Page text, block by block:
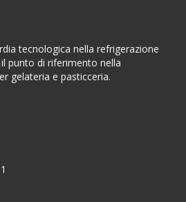
tecnologica nella refrigerazione
punto di riferimento nella
gelateria e pasticceria.